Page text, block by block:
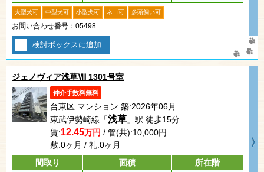
大型犬可 中型犬可 小型犬可 ネコ可 多頭飼い可
お問い合わせ番号：05498
検討ボックスに追加
ジェノヴィア浅草Ⅷ 1301号室
仲介手数料無料
台東区 マンション 築:2026年06月
東武伊勢崎線「浅草 」駅 徒歩15分
賃:12.45万円 / 管(共):10,000円
敷:0ヶ月 / 礼:0ヶ月
間取り
面積
所在階